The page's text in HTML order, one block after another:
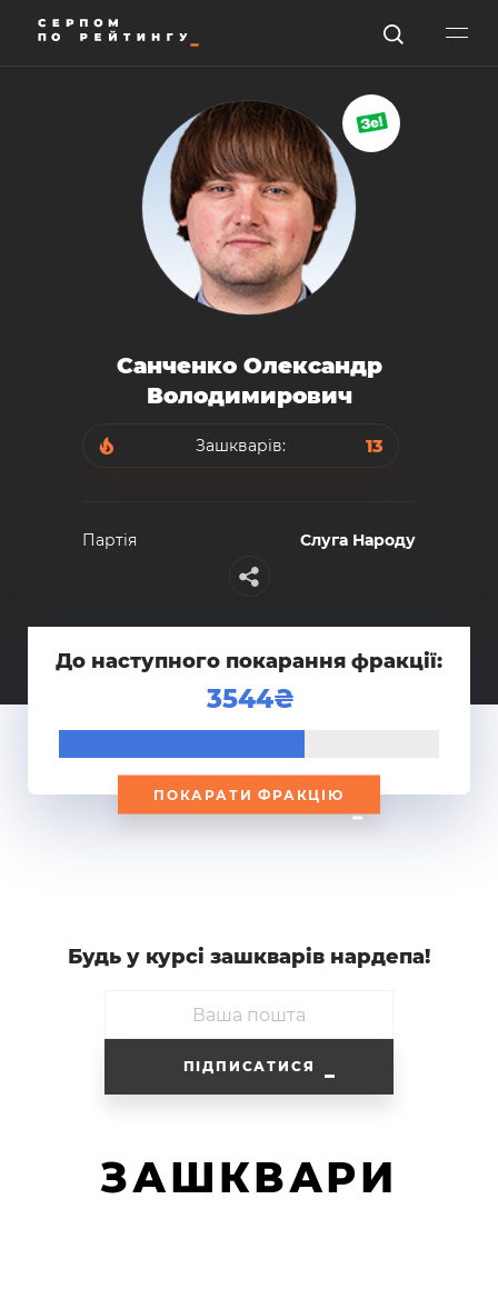
Санченко Олександр
Володимирович
Зашкварів: 13
Партiя Слуга Народу
До наступного покарання фракції:
3544
ПОКАРАТИ ФРАКЦІЮ
Будь у курсi зашкварiв нардепа!
ПІДПИСАТИСЯ
ЗАШКВАРИ